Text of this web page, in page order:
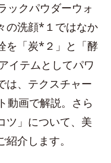
クパウダーウォ
の洗顔*１ではなか
を「炭*２」と「酵
イテムとしてパワ
は、テクスチャー
動画で解説。さら
ツ」について、美
介します。